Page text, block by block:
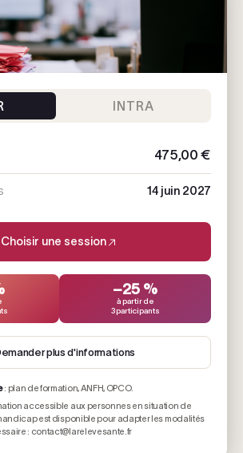
INTRA
475,00 €
14 juin 2027
Choisir une session
−25 %
à partir de
3 participants
plus d'informations
: plan de formation, ANFH, OPCO.
accessible aux personnes en situation de
est disponible pour adapter les modalités
: contact@larelevesante.fr